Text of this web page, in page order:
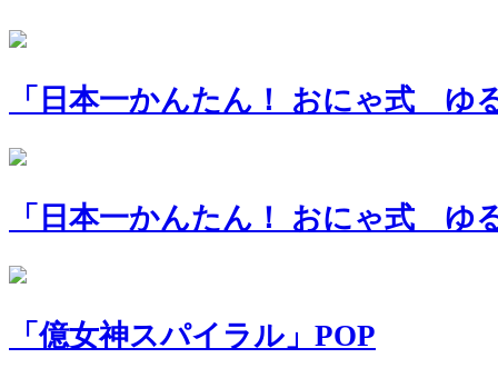
「日本一かんたん！ おにゃ式 ゆ
「日本一かんたん！ おにゃ式 ゆ
「億女神スパイラル」POP